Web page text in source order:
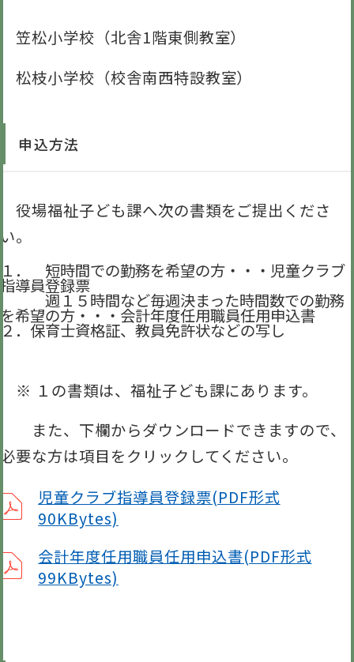
笠松小学校（北舎1階東側教室）
松枝小学校（校舎南西特設教室）
申込方法
役場福祉子ども課へ次の書類をご提出くださ
い。
１． 短時間での勤務を希望の方・・・児童クラブ
指導員登録票
週１５時間など毎週決まった時間数での勤務
を希望の方・・・会計年度任用職員任用申込書
２．保育士資格証、教員免許状などの写し
※ １の書類は、福祉子ども課にあります。
また、下欄からダウンロードできますので、
必要な方は項目をクリックしてください。
児童クラブ指導員登録票(PDF形式
90KBytes)
会計年度任用職員任用申込書(PDF形式
99KBytes)